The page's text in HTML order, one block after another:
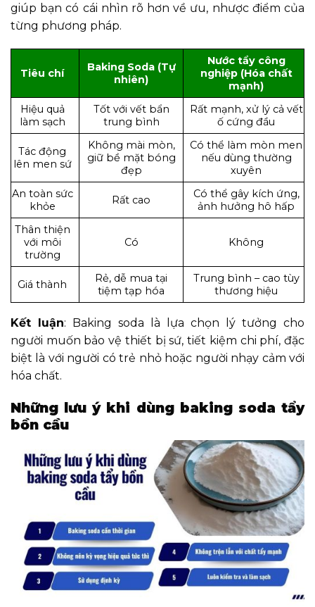
giúp bạn có cái nhìn rõ hơn về ưu, nhược điểm của
từng phương pháp.
Tiêu chí
Baking Soda (Tự
nhiên)
Nước tẩy công
nghiệp (Hóa chất
mạnh)
Hiệu quả
làm sạch
Tốt với vết bẩn
trung bình
Rất mạnh, xử lý cả vết
ố cứng đầu
Tác động
lên men sứ
Không mài mòn,
giữ bề mặt bóng
đẹp
Có thể làm mòn men
nếu dùng thường
xuyên
An toàn sức
khỏe
Rất cao
Có thể gây kích ứng,
ảnh hưởng hô hấp
Thân thiện
với môi
trường
Có Không
Giá thành
Rẻ, dễ mua tại
tiệm tạp hóa
Trung bình – cao tùy
thương hiệu
Kết luận: Baking soda là lựa chọn lý tưởng cho
người muốn bảo vệ thiết bị sứ, tiết kiệm chi phí, đặc
biệt là với người có trẻ nhỏ hoặc người nhạy cảm với
hóa chất.
Những lưu ý khi dùng baking soda tẩy
bồn cầu